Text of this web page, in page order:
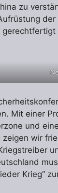
zu
der
Mit einer
und
wir
Krieg“